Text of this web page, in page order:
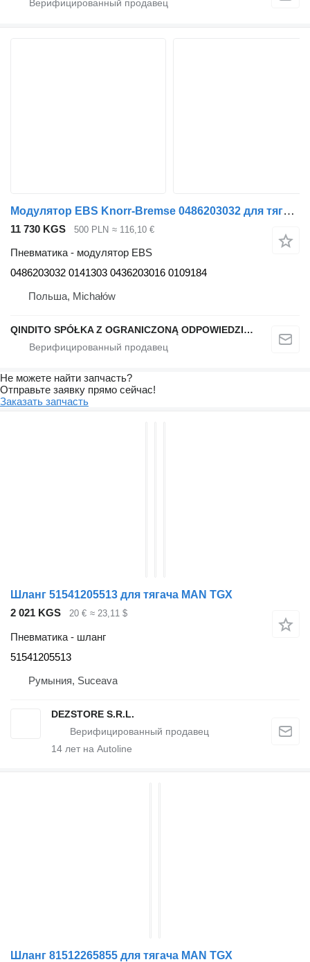
Модулятор EBS Knorr-Bremse 0486203032 для тягача MAN TGA
11 730 KGS 500 PLN ≈ 116,10 €
Пневматика - модулятор EBS
0486203032 0141303 0436203016 0109184
Польша, Michałów
QINDITO SPÓŁKA Z OGRANICZONĄ ODPOWIEDZIALNOŚCIĄ
Не можете найти запчасть?
Отправьте заявку прямо сейчас!
Заказать запчасть
Шланг 51541205513 для тягача MAN TGX
2 021 KGS
20 € ≈ 23,11 $
Пневматика - шланг
51541205513
Румыния, Suceava
DEZSTORE S.R.L.
14 лет на Autoline
Шланг 81512265855 для тягача MAN TGX